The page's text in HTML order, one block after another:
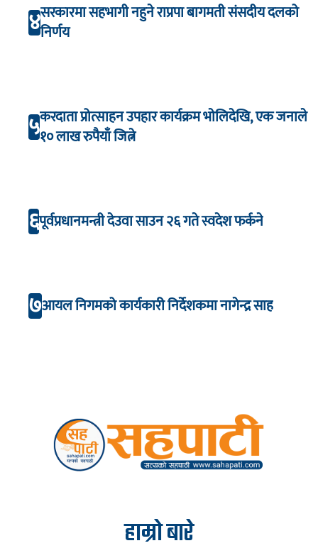
४सरकारमा सहभागी नहुने राप्रपा बागमती संसदीय दलको
निर्णय
५करदाता प्रोत्साहन उपहार कार्यक्रम भाेलिदेखि, एक जनाले
१० लाख रुपैयाँ जित्ने
६पूर्वप्रधानमन्त्री देउवा साउन २६ गते स्वदेश फर्कने
७आयल निगमको कार्यकारी निर्देशकमा नागेन्द्र साह
हाम्रो बारे